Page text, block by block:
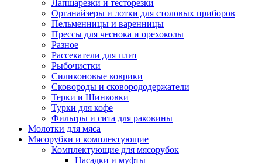
Лапшарезки и тесторезки
Органайзеры и лотки для столовых приборов
Пельменницы и варенницы
Прессы для чеснока и орехоколы
Разное
Рассекатели для плит
Рыбочистки
Силиконовые коврики
Сковороды и сковорододержатели
Терки и Шинковки
Турки для кофе
Фильтры и сита для раковины
Молотки для мяса
Мясорубки и комплектующие
Комплектующие для мясорубок
Насадки и муфты